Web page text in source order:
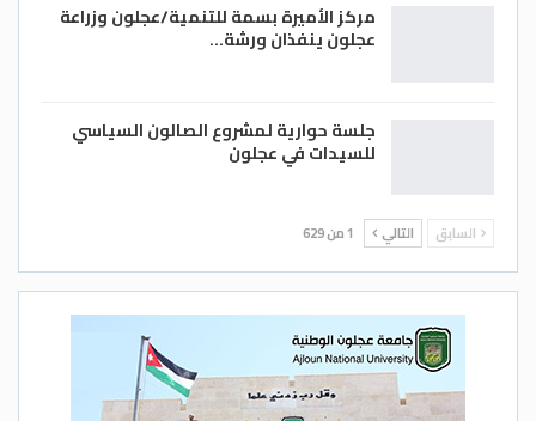
مركز الأميرة بسمة للتنمية/عجلون وزراعة
عجلون ينفذان ورشة…
جلسة حوارية لمشروع الصالون السياسي
للسيدات في عجلون
السابق التالي 1 من 629